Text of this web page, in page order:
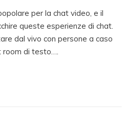
per la chat video, e il
queste esperienze di chat.
dal vivo con persone a caso
di testo….